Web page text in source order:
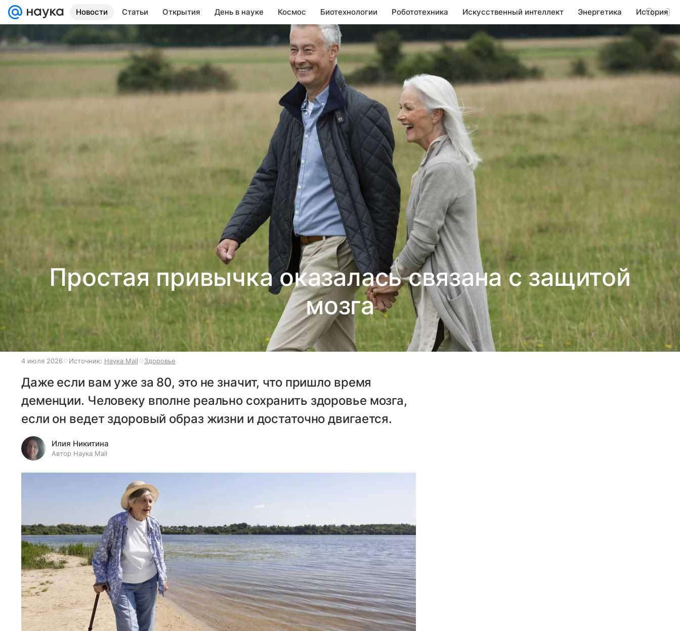
Новости Статьи Открытия День в науке Космос Биотехнологии Робототехника Искусственный интеллект Энергетика История
Простая привычка оказалась связана с защитой
мозга
4 июля 2026 Источник: Наука Mail Здоровье
Даже если вам уже за 80, это не значит, что пришло время
деменции. Человеку вполне реально сохранить здоровье мозга,
если он ведет здоровый образ жизни и достаточно двигается.
Илия Никитина
Автор Наука Mail